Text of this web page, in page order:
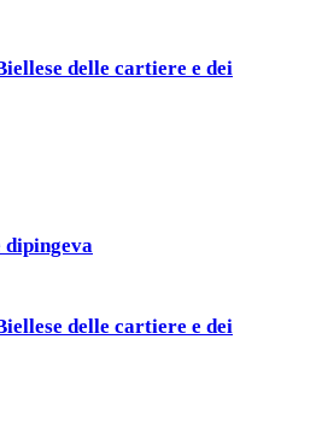
delle cartiere e dei
dipingeva
delle cartiere e dei